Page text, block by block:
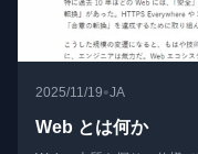
2025/11/19•JA
Web とは何か